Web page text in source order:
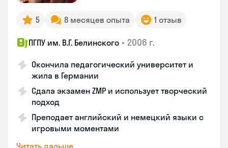
5 8 месяцев опыта 1 отзыв
ПГПУ им. В.Г. Белинского • 2006 г.
Окончила педагогический университет и
жила в Германии
Сдала экзамен ZMP и использует творческий
подход
Преподает английский и немецкий языки с
игровыми моментами
Читать дальше